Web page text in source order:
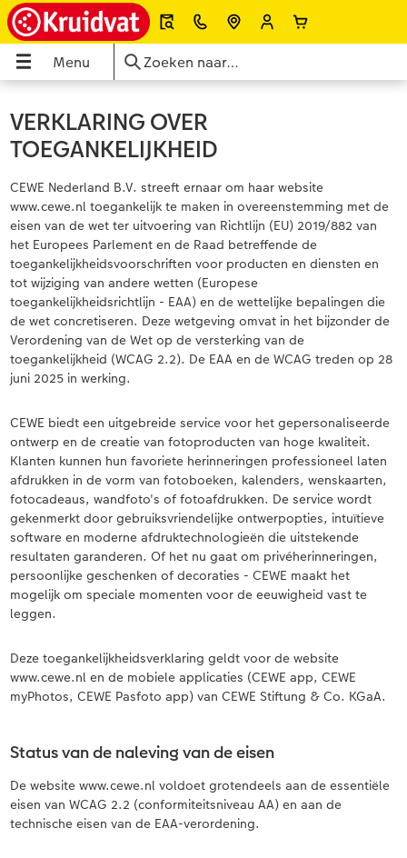
Menu
Menu
Alle fotoboeken
Large Staand
Large Liggend
Medium
XL
XXL Staand
XXL Liggend
Compact Liggend
Compact Vierkant
Kids
Papiersoorten
Mogelijkheden
Extra's
Art Collection
Alle foto's
Foto meerdagenservice
Foto snelservice - Fotokiosk
Fotovergrotingen
Matte prints
Retro prints
Mini retro prints
Square prints
Fine art prints
Mini prints
Foto in lijst
Fotosets
Fotobox
Lijsten
Foto op canvas
Foto op premium poster
Fotocollage
Foto op acrylglas
Foto op aluminium
Galerijprint
Foto op forex
Foto op hout
Foto op hexxas
Meerluik
Alle extra's
Alle kalenders
Wandkalenders
Afsprakenkalenders
Bureaukalenders
Agenda's
Verjaardagskalenders
Papiersoorten
Fineline wandkalender
Om op te schrijven
Met designs
Alle extra's
Alle fotocadeaus
Woondecoratie
Puzzels
Drinkbekers
Speelgoed
Kantoorartikelen
Textiel
Fotomagneten
Dierencadeaus
Telefoonhoesjes
Fotogeschenkboxen
Alle wenskaarten
Dubbele kaarten
Ansichtkaarten
Direct versturen
Menu- en tafelkaarten
Kaart met insteekfoto
Trouwkaarten
Babykaarten
Verjaardagskaarten
Communiekaarten
Alle thema's
Fotokiosk bij Kruidvat
Meteen foto's uploaden
Fotokaart ontwerpen
Pasfoto's maken
Zoek je winkel
App
VERKLARING OVER
TOEGANKELIJKHEID
CEWE Nederland B.V. streeft ernaar om haar website
www.cewe.nl toegankelijk te maken in overeenstemming met de
eisen van de wet ter uitvoering van Richtlijn (EU) 2019/882 van
het Europees Parlement en de Raad betreffende de
toegankelijkheidsvoorschriften voor producten en diensten en
tot wijziging van andere wetten (Europese
toegankelijkheidsrichtlijn - EAA) en de wettelijke bepalingen die
de wet concretiseren. Deze wetgeving omvat in het bijzonder de
Verordening van de Wet op de versterking van de
toegankelijkheid (WCAG 2.2). De EAA en de WCAG treden op 28
juni 2025 in werking.
CEWE biedt een uitgebreide service voor het gepersonaliseerde
ontwerp en de creatie van fotoproducten van hoge kwaliteit.
Klanten kunnen hun favoriete herinneringen professioneel laten
afdrukken in de vorm van fotoboeken, kalenders, wenskaarten,
fotocadeaus, wandfoto's of fotoafdrukken. De service wordt
gekenmerkt door gebruiksvriendelijke ontwerpopties, intuïtieve
software en moderne afdruktechnologieën die uitstekende
resultaten garanderen. Of het nu gaat om privéherinneringen,
persoonlijke geschenken of decoraties - CEWE maakt het
mogelijk om speciale momenten voor de eeuwigheid vast te
leggen.
Deze toegankelijkheidsverklaring geldt voor de website
www.cewe.nl en de mobiele applicaties (CEWE app, CEWE
myPhotos, CEWE Pasfoto app) van CEWE Stiftung & Co. KGaA.
Status van de naleving van de eisen
De website www.cewe.nl voldoet grotendeels aan de essentiële
eisen van WCAG 2.2 (conformiteitsniveau AA) en aan de
technische eisen van de EAA-verordening.